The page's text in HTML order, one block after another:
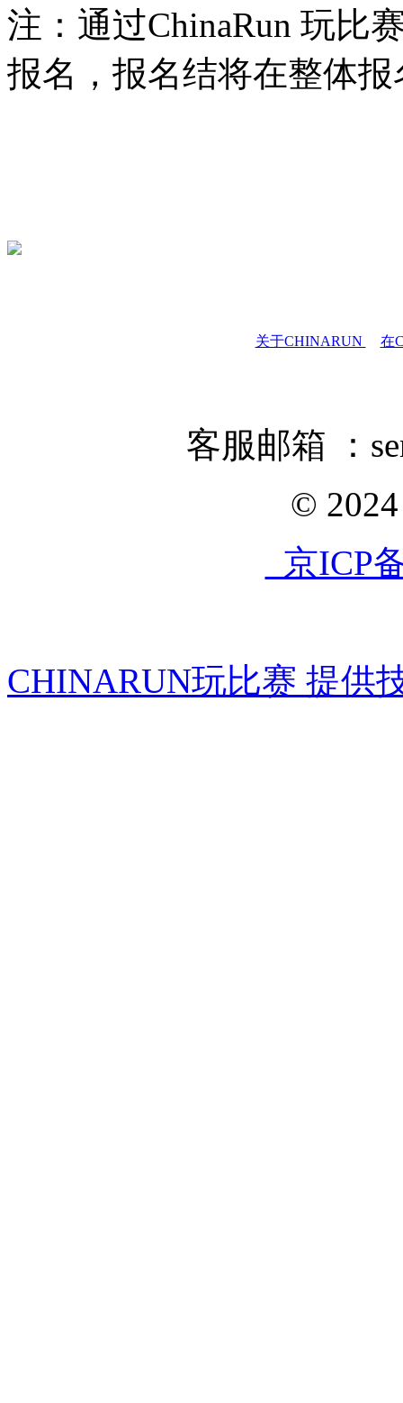
注：通过ChinaRun 玩比
报名，报名结将在整体
关于CHINARUN 在
客服邮箱 ：
©
京ICP
CHINARUN玩比赛 提供